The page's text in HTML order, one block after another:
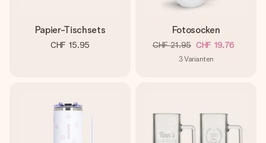
Papier-Tischsets
CHF 15.95
Fotosocken
CHF 21.95 CHF 19.76
3Varianten